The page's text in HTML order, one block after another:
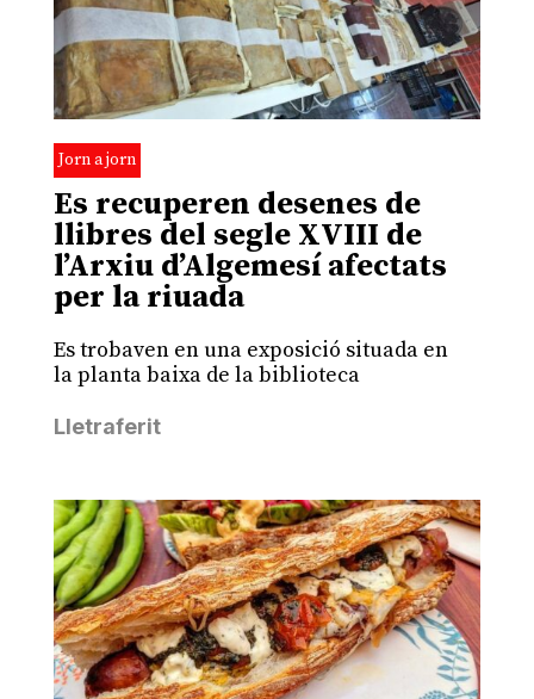
Jorn a jorn
Es recuperen desenes de
llibres del segle XVIII de
l’Arxiu d’Algemesí afectats
per la riuada
Es trobaven en una exposició situada en
la planta baixa de la biblioteca
Lletraferit